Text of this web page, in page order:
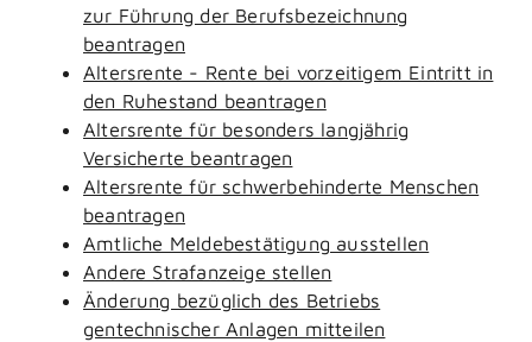
zur Führung der Berufsbezeichnung
beantragen
Altersrente - Rente bei vorzeitigem Eintritt in
den Ruhestand beantragen
Altersrente für besonders langjährig
Versicherte beantragen
Altersrente für schwerbehinderte Menschen
beantragen
Amtliche Meldebestätigung ausstellen
Andere Strafanzeige stellen
Änderung bezüglich des Betriebs
gentechnischer Anlagen mitteilen